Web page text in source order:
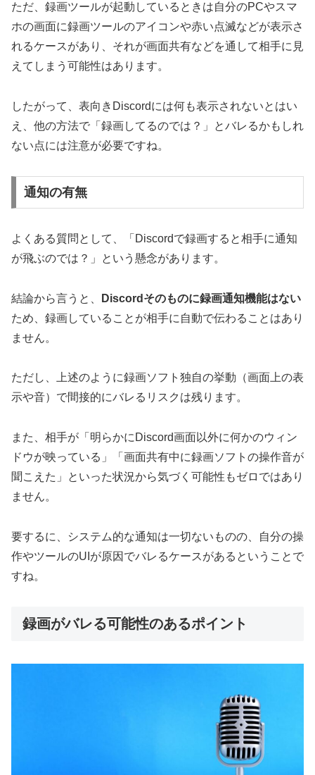
ただ、録画ツールが起動しているときは自分のPCやスマ
ホの画面に録画ツールのアイコンや赤い点滅などが表示さ
れるケースがあり、それが画面共有などを通して相手に見
えてしまう可能性はあります。
したがって、表向きDiscordには何も表示されないとはい
え、他の方法で「録画してるのでは？」とバレるかもしれ
ない点には注意が必要ですね。
通知の有無
よくある質問として、「Discordで録画すると相手に通知
が飛ぶのでは？」という懸念があります。
結論から言うと、
Discordそのものに録画通知機能はない
ため、録画していることが相手に自動で伝わることはあり
ません。
ただし、上述のように録画ソフト独自の挙動（画面上の表
示や音）で間接的にバレるリスクは残ります。
また、相手が「明らかにDiscord画面以外に何かのウィン
ドウが映っている」「画面共有中に録画ソフトの操作音が
聞こえた」といった状況から気づく可能性もゼロではあり
ません。
要するに、システム的な通知は一切ないものの、自分の操
作やツールのUIが原因でバレるケースがあるということで
すね。
録画がバレる可能性のあるポイント